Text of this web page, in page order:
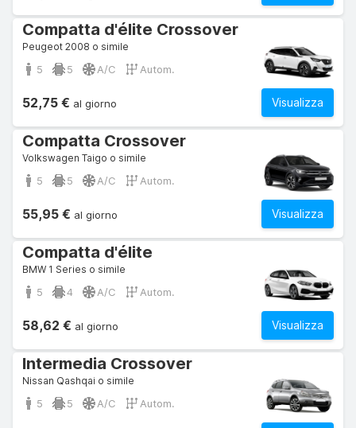
Compatta d'élite Crossover
Peugeot 2008 o simile
5 5 A/C Autom.
Visualizza
52,75 € al giorno
Compatta Crossover
Volkswagen Taigo o simile
5 5 A/C Autom.
Visualizza
55,95 € al giorno
Compatta d'élite
BMW 1 Series o simile
5 4 A/C Autom.
Visualizza
58,62 € al giorno
Intermedia Crossover
Nissan Qashqai o simile
5 5 A/C Autom.